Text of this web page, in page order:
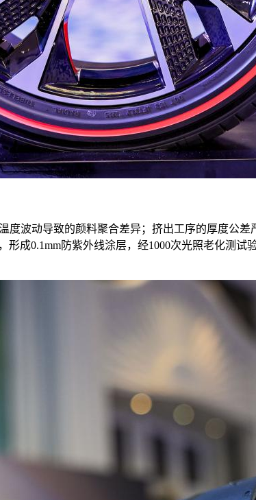
波动导致的颜料聚合差异；挤出工序的厚度公差
成0.1mm防紫外线涂层，经1000次光照老化测